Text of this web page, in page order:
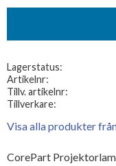
Lagerstatus
Artikelnr
Tillv. artikelnr
Tillverkare
Visa alla produkter
CorePart